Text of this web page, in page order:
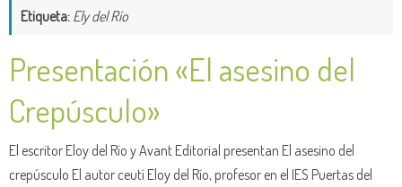
Etiqueta:Ely del Río
Presentación «El asesino del
Crepúsculo»
El escritor Eloy del Río y Avant Editorial presentan El asesino del
crepúsculo El autor ceutí Eloy del Río, profesor en el IES Puertas del